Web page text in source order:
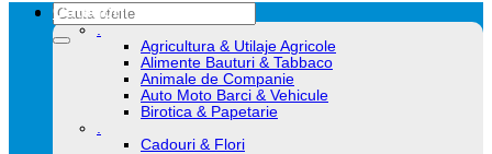
Caută
după:
Categorii
.
Agricultura & Utilaje Agricole
Alimente Bauturi & Tabbaco
Animale de Companie
Auto Moto Barci & Vehicule
Birotica & Papetarie
.
Cadouri & Flori